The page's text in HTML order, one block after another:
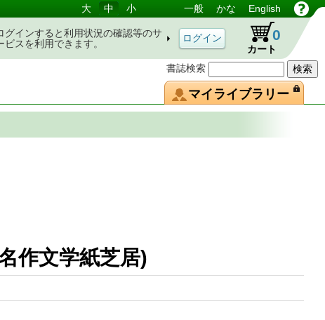
書誌検索
大 中 小 一般 かな English
グインすると利用状況の確認等のサ
ビスを利用できます。
カート
0
マイライブラリー
(名作文学紙芝居)